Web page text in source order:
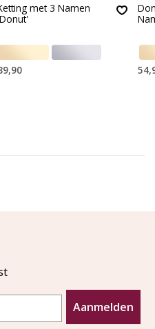
met 3 Namen
Aanmelden